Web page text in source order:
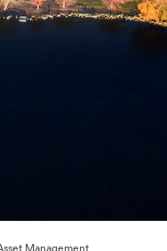
Management